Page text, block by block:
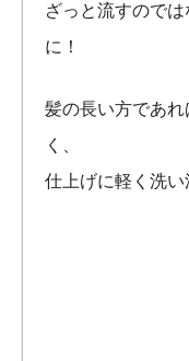
ざっと流すので
に！
髪の長い方であ
く、
仕上げに軽く洗い